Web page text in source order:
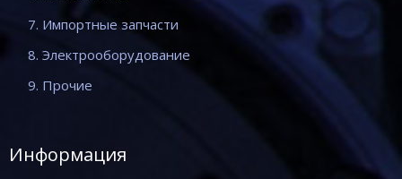
7. Импортные запчасти
8. Электрооборудование
9. Прочие
Информация